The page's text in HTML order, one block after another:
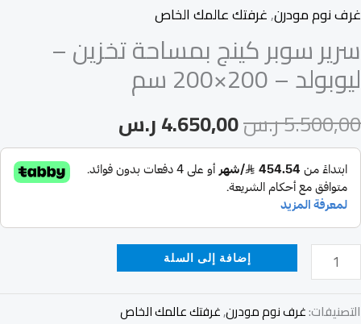
غرف نوم مودرن,غرفتك عالمك الخاص
سرير سوبر كينج بمساحة تخزين –
ليوبولد – 200×200 سم
5.500,00ر.س4.650,00ر.س
إضافة إلى السلة
التصنيفات:غرف نوم مودرن,غرفتك عالمك الخاص